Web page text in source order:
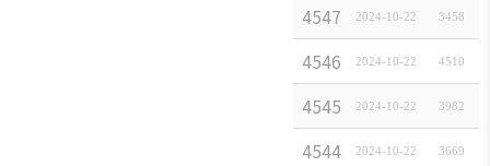
4547 [일본경제속보]
2024-10-22 3458
4546 [연구보고서 ]
2024-10-22 4510
4545 [연구보고서 ] 미국
2024-10-22 3982
4544 [연구보고서 ] 간접
2024-10-22 3669